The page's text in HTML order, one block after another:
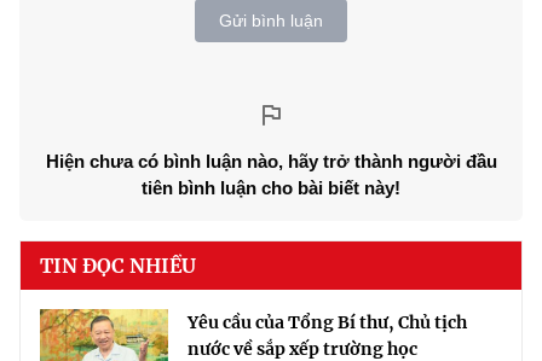
Gửi bình luận
Hiện chưa có bình luận nào, hãy trở thành người đầu
tiên bình luận cho bài biết này!
TIN ĐỌC NHIỀU
Yêu cầu của Tổng Bí thư, Chủ tịch
nước về sắp xếp trường học